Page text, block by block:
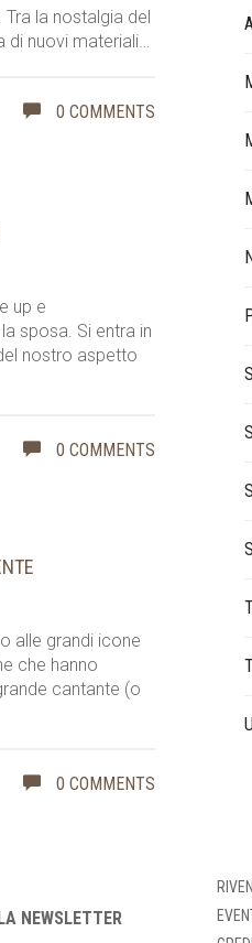
la nostalgia del
di nuovi materiali…
0 COMMENTS
up e
sposa. Si entra in
nostro aspetto
0 COMMENTS
alle grandi icone
che hanno
cantante (o
0 COMMENTS
NEWSLETTER